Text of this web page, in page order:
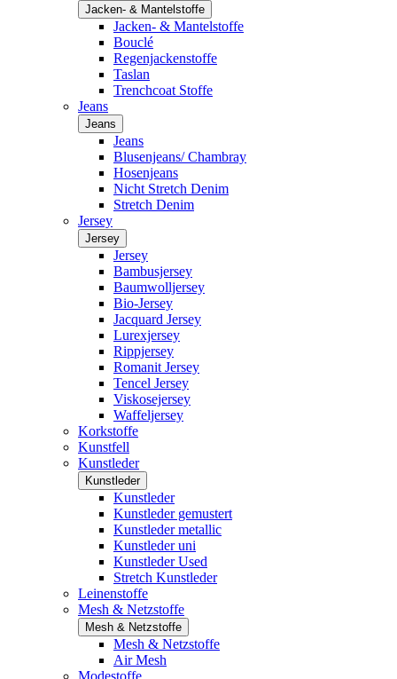
Jacken- & Mantelstoffe
Jacken- & Mantelstoffe
Bouclé
Regenjackenstoffe
Taslan
Trenchcoat Stoffe
Jeans
Jeans
Jeans
Blusenjeans/ Chambray
Hosenjeans
Nicht Stretch Denim
Stretch Denim
Jersey
Jersey
Jersey
Bambusjersey
Baumwolljersey
Bio-Jersey
Jacquard Jersey
Lurexjersey
Rippjersey
Romanit Jersey
Tencel Jersey
Viskosejersey
Waffeljersey
Korkstoffe
Kunstfell
Kunstleder
Kunstleder
Kunstleder
Kunstleder gemustert
Kunstleder metallic
Kunstleder uni
Kunstleder Used
Stretch Kunstleder
Leinenstoffe
Mesh & Netzstoffe
Mesh & Netzstoffe
Mesh & Netzstoffe
Air Mesh
Modestoffe